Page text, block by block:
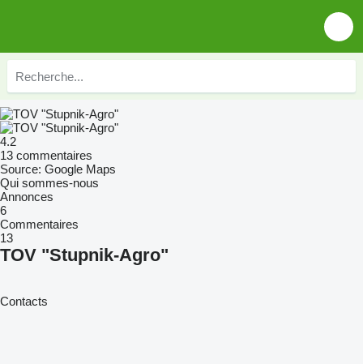
4.2
13 commentaires
Source: Google Maps
Qui sommes-nous
Annonces
6
Commentaires
13
TOV "Stupnik-Agro"
Contacts